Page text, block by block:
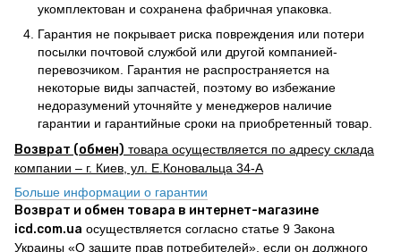
укомплектован и сохранена фабричная упаковка.
Гарантия не покрывает риска повреждения или потери
посылки почтовой службой или другой компанией-
перевозчиком. Гарантия не распространяется на
некоторые виды запчастей, поэтому во избежание
недоразумений уточняйте у менеджеров наличие
гарантии и гарантийные сроки на приобретенный товар.
Возврат (обмен) товара осуществляется по адресу склада
компании – г. Киев, ул. Е.Коновальца 34-А
Больше информации о гарантии
Возврат и обмен товара в интернет-магазине
icd.com.ua осуществляется согласно статье 9 Закона
Украины «О защите прав потребителей», если он должного